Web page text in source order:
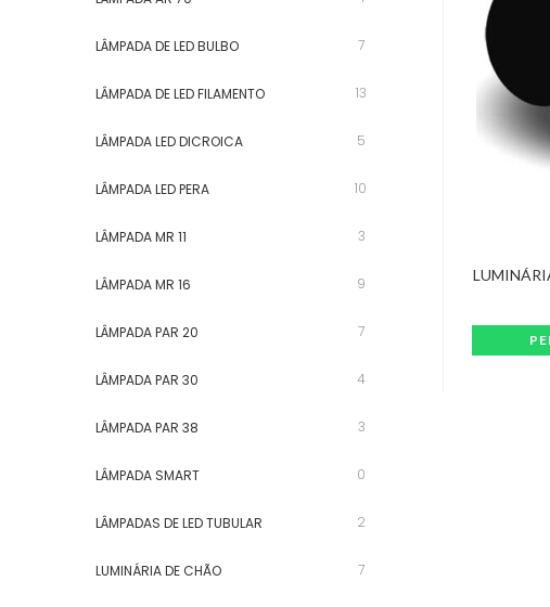
LÂMPADA DE LED BULBO 7
LÂMPADA DE LED FILAMENTO 13
LÂMPADA LED DICROICA 5
LÂMPADA LED PERA 10
LÂMPADA MR 11 3
LÂMPADA MR 16 9
LÂMPADA PAR 20 7
LÂMPADA PAR 30 4
LÂMPADA PAR 38 3
LÂMPADA SMART 0
LÂMPADAS DE LED TUBULAR 2
LUMINÁRIA DE CHÃO 7